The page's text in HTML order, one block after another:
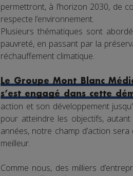
permettront, à l’horizon 2030, de
respecte l’environnement.
Plusieurs thématiques sont
pauvreté, en passant par la
réchauffement climatique.
Le Groupe Mont Blanc
s’est engagé dans cette
action et son développement
pour atteindre les objectifs,
années, notre champ d’action
meilleur.
Comme nous, des milliers